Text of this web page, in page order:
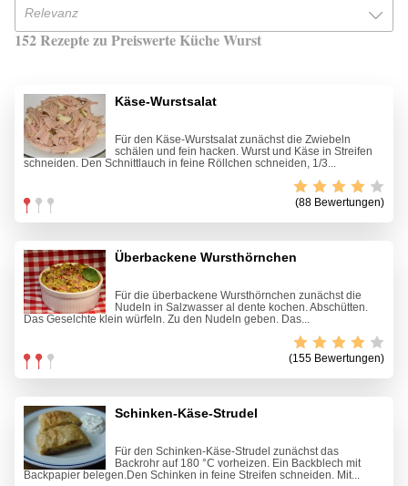
Relevanz
152 Rezepte zu Preiswerte Küche Wurst
Käse-Wurstsalat
Für den Käse-Wurstsalat zunächst die Zwiebeln
schälen und fein hacken. Wurst und Käse in Streifen
schneiden. Den Schnittlauch in feine Röllchen schneiden, 1/3...
(88 Bewertungen)
Überbackene Wursthörnchen
Für die überbackene Wursthörnchen zunächst die
Nudeln in Salzwasser al dente kochen. Abschütten.
Das Geselchte klein würfeln. Zu den Nudeln geben. Das...
(155 Bewertungen)
Schinken-Käse-Strudel
Für den Schinken-Käse-Strudel zunächst das
Backrohr auf 180 °C vorheizen. Ein Backblech mit
Backpapier belegen.Den Schinken in feine Streifen schneiden. Mit...